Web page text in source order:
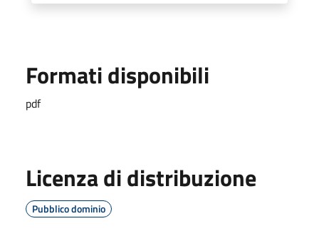
Formati disponibili
pdf
Licenza di distribuzione
Pubblico dominio